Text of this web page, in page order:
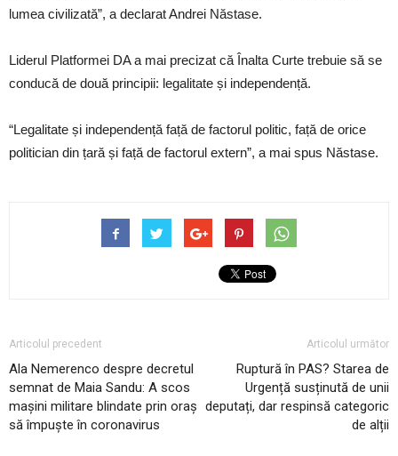
lumea civilizată”, a declarat Andrei Năstase.
Liderul Platformei DA a mai precizat că Înalta Curte trebuie să se
conducă de două principii: legalitate și independență.
“Legalitate și independență față de factorul politic, față de orice
politician din țară și față de factorul extern”, a mai spus Năstase.
Articolul precedent
Ala Nemerenco despre decretul
semnat de Maia Sandu: A scos
mașini militare blindate prin oraș
să împuște în coronavirus
Articolul următor
Ruptură în PAS? Starea de
Urgență susținută de unii
deputați, dar respinsă categoric
de alții